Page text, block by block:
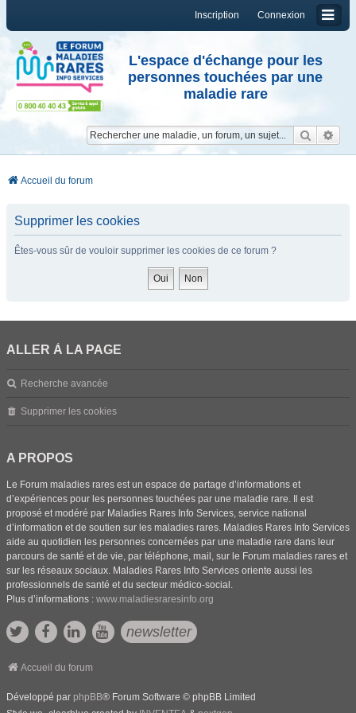
Connexion
Inscription
L'espace d'échange pour les
personnes touchées par une
maladie rare
Accueil du forum
Supprimer les cookies
Êtes-vous sûr de vouloir supprimer les cookies de ce forum ?
ALLER À LA PAGE
Recherche avancée
Supprimer les cookies
A PROPOS
Le Forum maladies rares est un espace de partage d’informations et
d’expériences pour les personnes touchées par une maladie rare. Il est
proposé et modéré par Maladies Rares Info Services, service national
d’information et de soutien sur les maladies rares. Maladies Rares Info Services
aide au quotidien les personnes concernées par une maladie rare dans leur
parcours de santé et de vie, par téléphone, mail, sur le Forum maladies rares et
sur les réseaux sociaux. Maladies Rares Info Services oriente aussi les
professionnels de santé et du secteur médico-social.
Plus d’informations : www.maladiesraresinfo.org
newsletter
Accueil du forum
Développé par phpBB® Forum Software © phpBB Limited